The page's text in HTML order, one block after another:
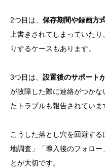
2つ目は、 保存期間や録画方
上書きされてしまっていた
りするケースもあります。
3つ目は、 設置後のサポート
が故障した際に連絡がつか
たトラブルも報告されていま
こうした落とし穴を回避す
地調査」「導入後のフォロ
とが大切です。